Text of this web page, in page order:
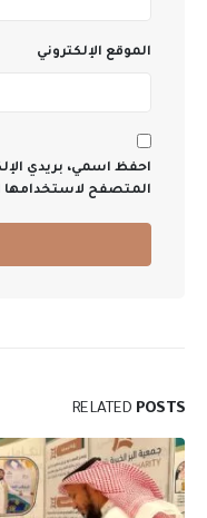
الموقع الإلكتروني
احفظ اسمي، بريدي
المتصفح لاستخدامها
RELATED POSTS